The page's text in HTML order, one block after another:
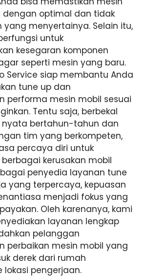
dengan optimal dan tidak
menyertainya. Selain itu,
untuk
kesegaran komponen
seperti mesin yang baru.
Service siap membantu Anda
tune up dan
performa mesin mobil sesuai
Tentu saja, berbekal
bertahun-tahun dan
tim yang berkompeten,
percaya diri untuk
kerusakan mobil
penyedia layanan tune
yang terpercaya, kepuasan
menjadi fokus yang
Oleh karenanya, kami
layanan lengkap
pelanggan
perbaikan mesin mobil yang
derek dari rumah
lokasi pengerjaan.